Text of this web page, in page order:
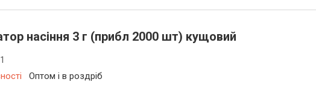
насіння 3 г (прибл 2000 шт) кущовий
Оптом і в роздріб